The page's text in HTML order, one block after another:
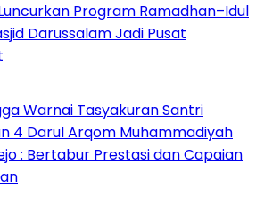
Program Ramadhan–Idul
Darussalam Jadi Pusat
Warnai Tasyakuran Santri
4 Darul Arqom Muhammadiyah
: Bertabur Prestasi dan Capaian